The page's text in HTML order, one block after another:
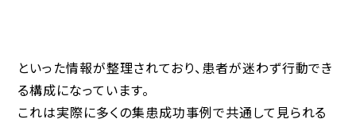
といった情報が整理されており、患者が迷わず行動でき
る構成になっています。
これは実際に多くの集患成功事例で共通して見られる